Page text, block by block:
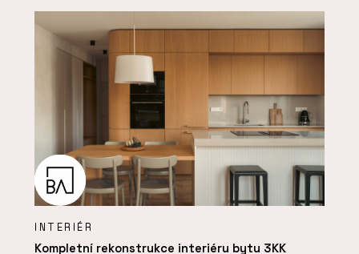
INTERIÉR
Kompletní rekonstrukce interiéru bytu 3KK